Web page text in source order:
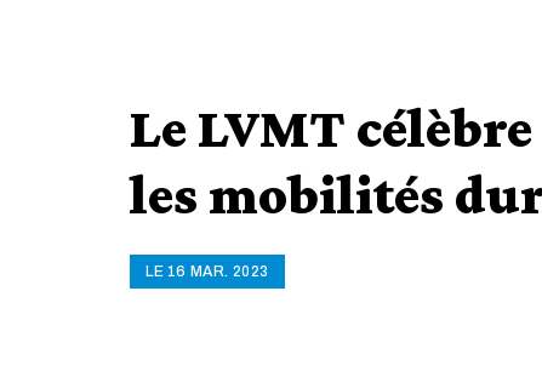
Le LVMT
les mobilités
LE 16 MAR. 2023